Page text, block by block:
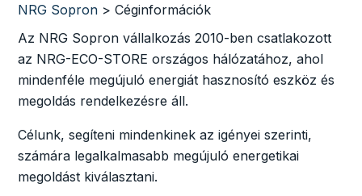
NRG Sopron > Céginformációk
Az NRG Sopron vállalkozás 2010-ben csatlakozott
az NRG-ECO-STORE országos hálózatához, ahol
mindenféle megújuló energiát hasznosító eszköz és
megoldás rendelkezésre áll.
Célunk, segíteni mindenkinek az igényei szerinti,
számára legalkalmasabb megújuló energetikai
megoldást kiválasztani.